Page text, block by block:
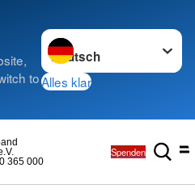
to
Sprache wechseln zu
Alles klar
365 000
Spenden